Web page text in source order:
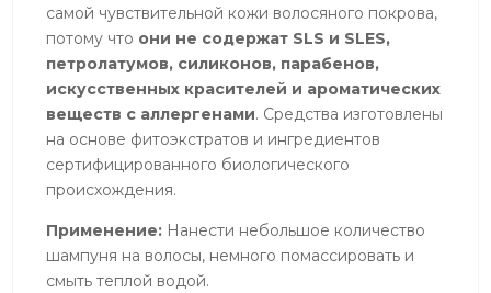
самой чувствительной кожи волосяного покрова,
потому что они не содержат SLS и SLES,
петролатумов, силиконов, парабенов,
искусственных красителей и ароматических
веществ с аллергенами. Средства изготовлены
на основе фитоэкстратов и ингредиентов
сертифицированного биологического
происхождения.
Применение: Нанести небольшое количество
шампуня на волосы, немного помассировать и
смыть теплой водой.